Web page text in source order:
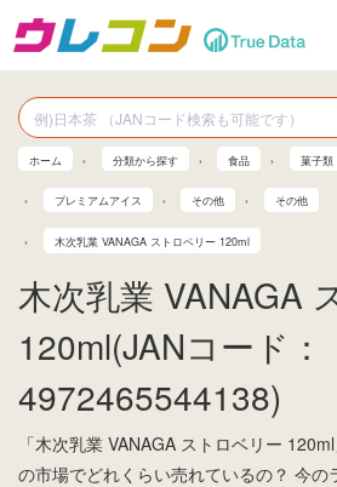
ホーム 分類から探す 食品 菓子類
プレミアムアイス その他 その他
木次乳業 VANAGA ストロベリー 120ml
木次乳業 VANAGA
120ml(JANコード：
4972465544138)
「木次乳業 VANAGA ストロベリー
の市場でどれくらい売れているの？ 今の